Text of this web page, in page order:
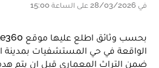
في 28/03/2026 على الساعة 15:00
الواقعة في حي المستشفيات بمدينة
ضمن التراث المعماري قبل ان يتم